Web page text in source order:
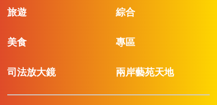
旅遊 綜合
美食 專區
司法放大鏡 兩岸藝苑天地